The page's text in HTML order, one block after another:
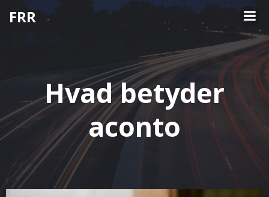
Videre
FRR
Hvad betyder
aconto